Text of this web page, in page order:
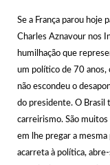
Se a França parou hoje
Charles Aznavour nos
humilhação que
um político de 70
não escondeu o
do presidente. O Brasil
carreirismo. São
em lhe pregar a
acarreta à política,